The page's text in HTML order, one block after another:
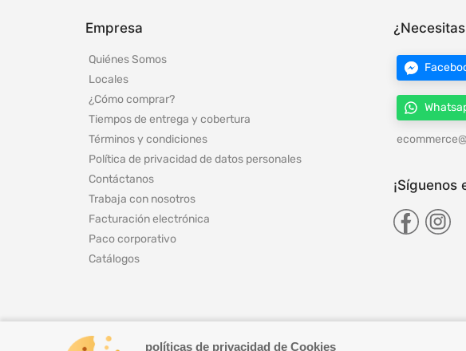
políticas de privacidad de Cookies
Empresa
Quiénes Somos
Locales
¿Cómo comprar?
Tiempos de entrega y cobertura
Términos y condiciones
Política de privacidad de datos personales
Contáctanos
Trabaja con nosotros
Facturación electrónica
Paco corporativo
Catálogos
¡Síguenos